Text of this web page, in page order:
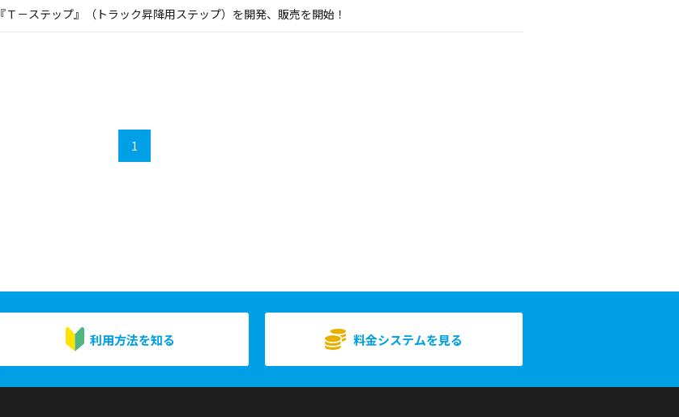
『Ｔ－ステップ』（トラック昇降用ステップ）を開発、販売を開始！
1
利用方法を知る 料金システムを見る